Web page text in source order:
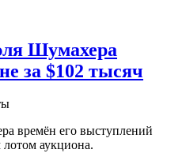
Шумахера
за $102 тысяч
времён его выступлений
аукциона.